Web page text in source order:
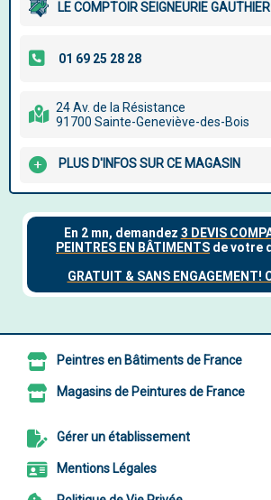
LE COMPTOIR SEIGNEURIE GAUTHIER
24 Av. de la Résistance
91700 Sainte-Geneviève-des-Bois
PLUS D'INFOS SUR CE MAGASIN
Peintres en Bâtiments de France
Magasins de Peintures de France
Gérer un établissement
Mentions Légales